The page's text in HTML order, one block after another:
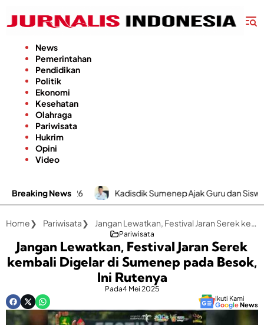
konten
News
Pemerintahan
Pendidikan
Politik
Ekonomi
Kesehatan
Olahraga
Pariwisata
Hukrim
Opini
Video
Breaking News
2026 Kadisdik Sumenep Ajak Guru dan Siswa Perkuat
Home Pariwisata Jangan Lewatkan, Festival Jaran Serek kembali Digelar di Sumenep pada Besok, Ini Rutenya
Pariwisata
Jangan Lewatkan, Festival Jaran Serek
kembali Digelar di Sumenep pada Besok,
Ini Rutenya
Pada4 Mei 2025
Ikuti Kami
GoogleNews